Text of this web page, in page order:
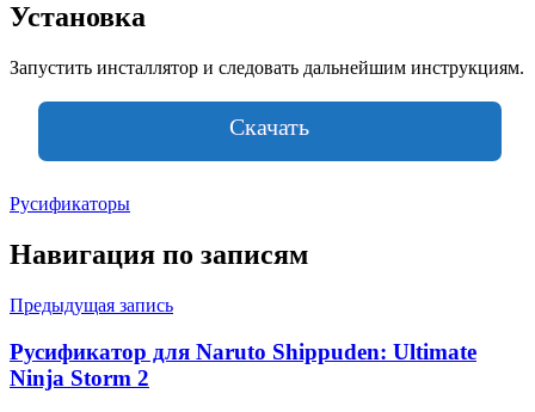
Установка
Запустить инсталлятор и следовать дальнейшим инструкциям.
Скачать
Русификаторы
Навигация по записям
Предыдущая запись
Русификатор для Naruto Shippuden: Ultimate
Ninja Storm 2